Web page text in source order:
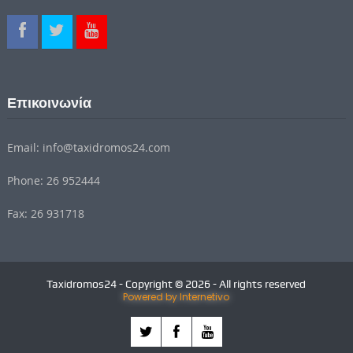
Επικοινωνία
Email: info@taxidromos24.com
Phone: 26 952444
Fax: 26 931718
Taxidromos24 - Copyright © 2026 - All rights reserved
Powered by Internetivo